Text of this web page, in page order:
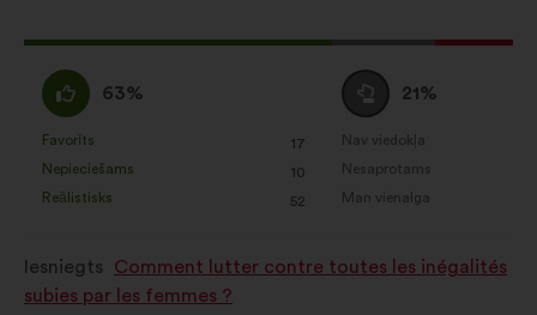
Šis
priekšlikums
saņēma:
Piekrītu
:
63%
kā:
Favorīts
: 17
reize(-
s)
Nepieciešams
: 10
reize(-
s)
Reālistisks
: 52
reize(-
Neitrāls
balsojums
:
21%
kā:
Nav viedokļa
:reize(-
s)
Nesaprotams
:reize(-
s)
Man vienalga
:reize(-
Iesniegts
Comment lutter contre toutes les inégalités
subies par les femmes ?